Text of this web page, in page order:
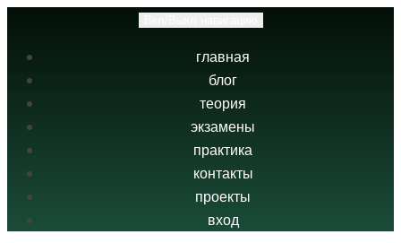
главная
блог
теория
экзамены
практика
контакты
проекты
вход